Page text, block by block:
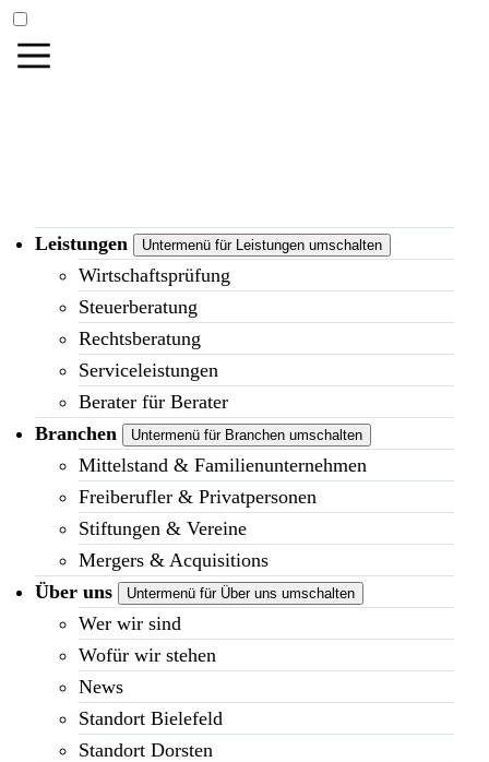
Leistungen Untermenü für Leistungen umschalten
Wirtschaftsprüfung
Steuerberatung
Rechtsberatung
Serviceleistungen
Berater für Berater
Branchen
Untermenü für Branchen umschalten
Mittelstand & Familienunternehmen
Freiberufler & Privatpersonen
Stiftungen & Vereine
Mergers & Acquisitions
Über uns
Untermenü für Über uns umschalten
Wer wir sind
Wofür wir stehen
News
Standort Bielefeld
Standort Dorsten